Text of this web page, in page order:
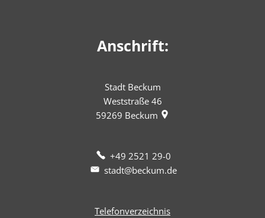
Anschrift:
Stadt Beckum
Weststraße 46
59269 Beckum
+49 2521 29-0
stadt@beckum.de
Telefonverzeichnis